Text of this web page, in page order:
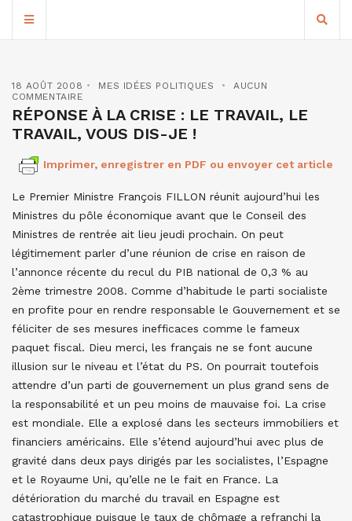
18 AOÛT 2008 MES IDÉES POLITIQUES
AUCUN
COMMENTAIRE
RÉPONSE À LA CRISE : LE TRAVAIL, LE
TRAVAIL, VOUS DIS-JE !
Imprimer, enregistrer en PDF ou envoyer cet article
Le Premier Ministre François FILLON réunit aujourd’hui les
Ministres du pôle économique avant que le Conseil des
Ministres de rentrée ait lieu jeudi prochain. On peut
légitimement parler d’une réunion de crise en raison de
l’annonce récente du recul du PIB national de 0,3 % au
2ème trimestre 2008. Comme d’habitude le parti socialiste
en profite pour en rendre responsable le Gouvernement et se
féliciter de ses mesures inefficaces comme le fameux
paquet fiscal. Dieu merci, les français ne se font aucune
illusion sur le niveau et l’état du PS. On pourrait toutefois
attendre d’un parti de gouvernement un plus grand sens de
la responsabilité et un peu moins de mauvaise foi. La crise
est mondiale. Elle a explosé dans les secteurs immobiliers et
financiers américains. Elle s’étend aujourd’hui avec plus de
gravité dans deux pays dirigés par les socialistes, l’Espagne
et le Royaume Uni, qu’elle ne le fait en France. La
détérioration du marché du travail en Espagne est
catastrophique puisque le taux de chômage a refranchi la